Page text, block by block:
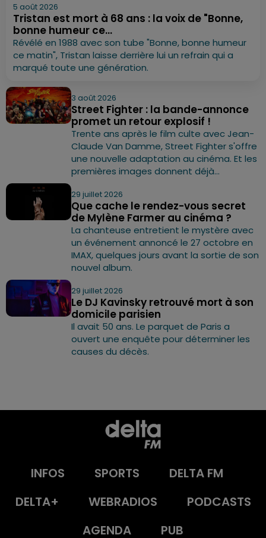
5 août 2026
Tristan est mort à 68 ans : la voix de "Bonne,
bonne humeur ce...
Révélé en 1988 avec son tube "Bonne, bonne humeur
ce matin", Tristan laisse derrière lui un refrain qui a
marqué toute une génération.
3 août 2026
Street Fighter : la bande-annonce
promet un retour explosif !
Trente ans après le film culte avec Jean-
Claude Van Damme, Street Fighter s'offre
une nouvelle adaptation au cinéma. Et les
premières images donnent déjà...
29 juillet 2026
Que cache le rendez-vous secret
de Mylène Farmer au cinéma ?
La chanteuse entretient le mystère avec
un événement annoncé le 27 octobre en
IMAX, quelques jours avant la sortie de son
nouvel album.
29 juillet 2026
Le DJ Kavinsky retrouvé mort à son
domicile parisien
Il avait 50 ans. Le parquet de Paris a
ouvert une enquête pour déterminer les
causes du décès.
INFOS SPORTS
DELTA FM
DELTA+
WEBRADIOS
PODCASTS
AGENDA
PUB